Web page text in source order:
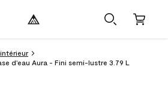
d'eau Aura - Fini semi-lustre 3.79 L